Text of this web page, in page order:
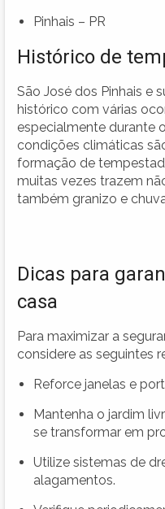
Pinhais – PR
Histórico de
São José dos Pinhais e
histórico com várias
especialmente durante
condições climáticas
formação de
muitas vezes trazem
também granizo e
Dicas para
casa
Para maximizar a
considere as seguintes
Reforce janelas e
Mantenha o jardim
se transformar em
Utilize sistemas de
alagamentos.